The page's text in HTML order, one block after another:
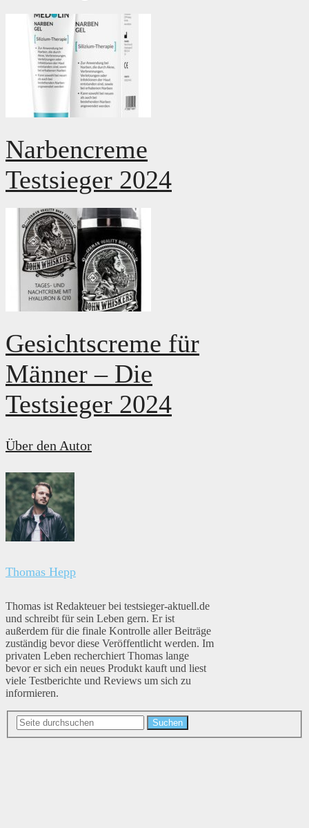
Narbencreme
Testsieger 2024
Gesichtscreme für
Männer – Die
Testsieger 2024
Über den Autor
Thomas Hepp
Thomas ist Redakteuer bei testsieger-aktuell.de
und schreibt für sein Leben gern. Er ist
außerdem für die finale Kontrolle aller Beiträge
zuständig bevor diese Veröffentlicht werden. Im
privaten Leben recherchiert Thomas lange
bevor er sich ein neues Produkt kauft und liest
viele Testberichte und Reviews um sich zu
informieren.
Suchen